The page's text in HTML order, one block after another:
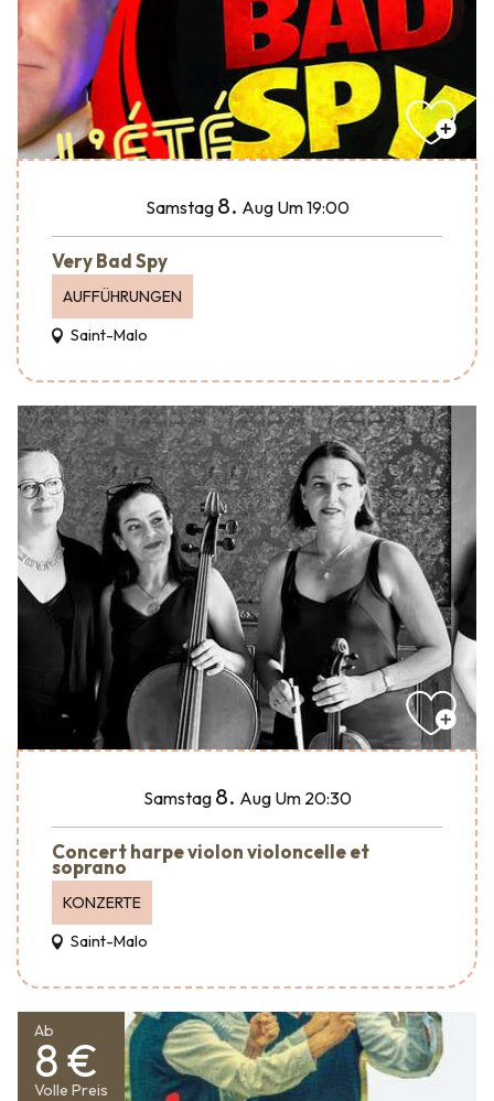
Samstag 8. Aug Um 19:00
Very Bad Spy
AUFFÜHRUNGEN
Saint-Malo
Samstag 8. Aug Um 20:30
Concert harpe violon violoncelle et
soprano
KONZERTE
Saint-Malo
Ab
8 €
Volle Preis